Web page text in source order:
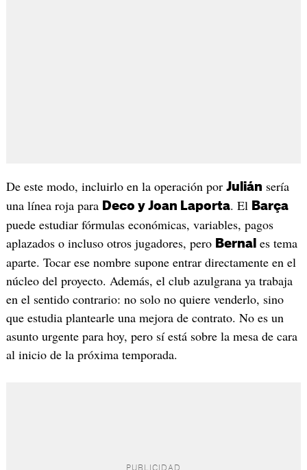
De este modo, incluirlo en la operación por Julián sería
una línea roja para Deco y Joan Laporta. El Barça
puede estudiar fórmulas económicas, variables, pagos
aplazados o incluso otros jugadores, pero Bernal es tema
aparte. Tocar ese nombre supone entrar directamente en el
núcleo del proyecto. Además, el club azulgrana ya trabaja
en el sentido contrario: no solo no quiere venderlo, sino
que estudia plantearle una mejora de contrato. No es un
asunto urgente para hoy, pero sí está sobre la mesa de cara
al inicio de la próxima temporada.